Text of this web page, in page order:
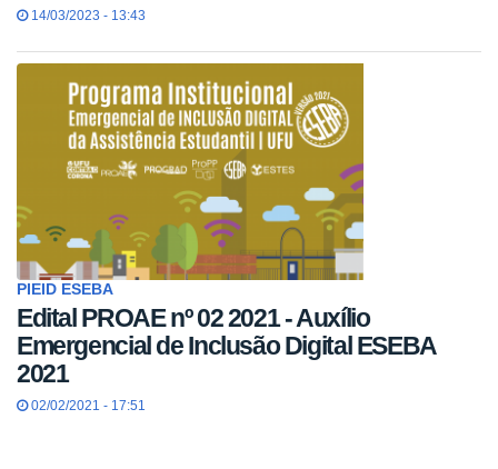
14/03/2023 - 13:43
PIEID ESEBA
​Edital PROAE nº 02 2021 - Auxílio
Emergencial de Inclusão Digital ESEBA
2021
02/02/2021 - 17:51